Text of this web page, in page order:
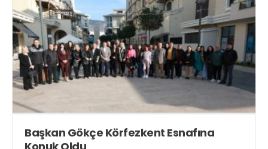
Başkan Gökçe Körfezkent Esnafına